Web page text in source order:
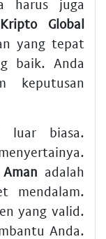
harus juga
Global
yang tepat
baik. Anda
keputusan
luar biasa.
adalah
mendalam.
yang valid.
Anda.